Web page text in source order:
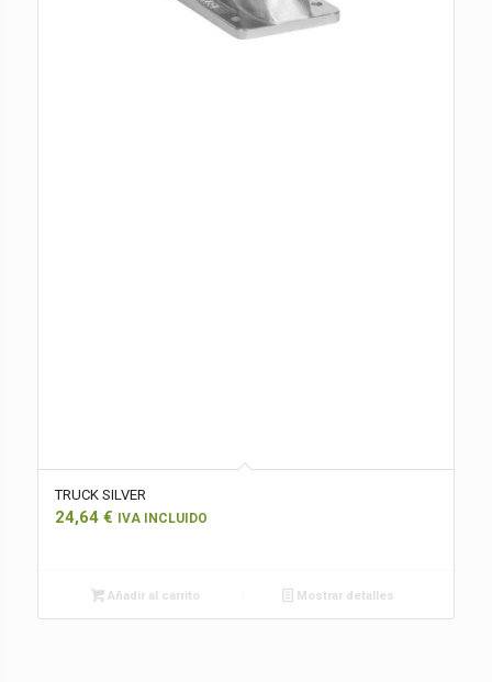
TRUCK SILVER
24,64 € IVA INCLUIDO
Añadir al carrito Mostrar detalles